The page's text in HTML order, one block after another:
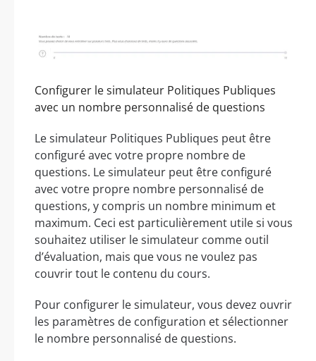
Configurer le simulateur Politiques Publiques
avec un nombre personnalisé de questions
Le simulateur Politiques Publiques peut être
configuré avec votre propre nombre de
questions. Le simulateur peut être configuré
avec votre propre nombre personnalisé de
questions, y compris un nombre minimum et
maximum. Ceci est particulièrement utile si vous
souhaitez utiliser le simulateur comme outil
d’évaluation, mais que vous ne voulez pas
couvrir tout le contenu du cours.
Pour configurer le simulateur, vous devez ouvrir
les paramètres de configuration et sélectionner
le nombre personnalisé de questions.